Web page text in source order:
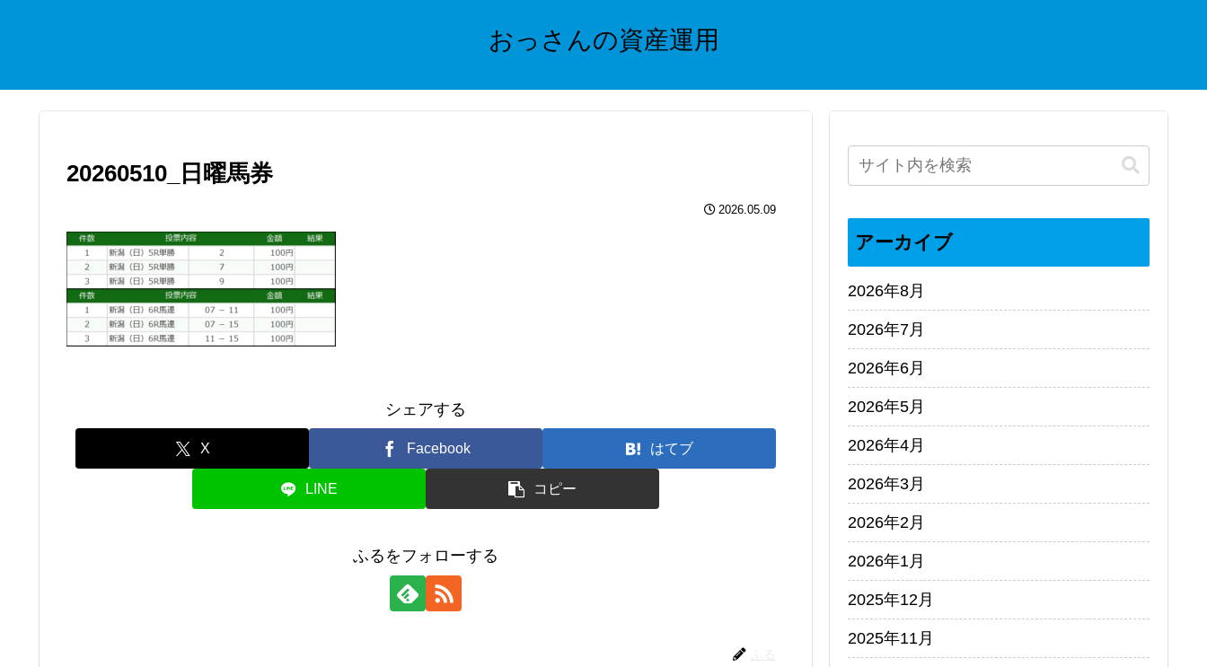
おっさんの資産運用
20260510_日曜馬券
2026.05.09
シェアする
X Facebook はてブ
LINE コピー
ふるをフォローする
アーカイブ
2026年8月
2026年7月
2026年6月
2026年5月
2026年4月
2026年3月
2026年2月
2026年1月
2025年12月
2025年11月